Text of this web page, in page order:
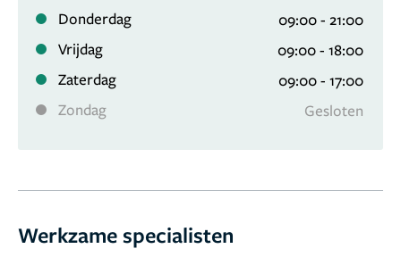
Donderdag
09:00 - 21:00
Vrijdag
09:00 - 18:00
Zaterdag
09:00 - 17:00
Zondag
Gesloten
Werkzame specialisten